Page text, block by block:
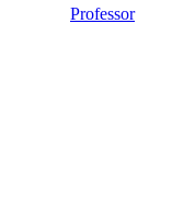
Professor